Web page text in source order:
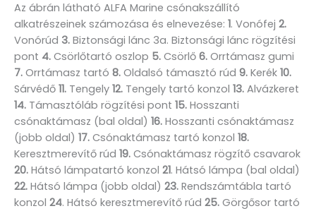
Az ábrán látható ALFA Marine csónakszállító
alkatrészeinek számozása és elnevezése: 1. Vonófej 2.
Vonórúd 3. Biztonsági lánc 3a. Biztonsági lánc rögzítési
pont 4. Csörlőtartó oszlop 5. Csörlő 6. Orrtámasz gumi
7. Orrtámasz tartó 8. Oldalsó támasztó rúd 9. Kerék 10.
Sárvédő 11. Tengely 12. Tengely tartó konzol 13. Alvázkeret
14. Támasztóláb rögzítési pont 15. Hosszanti
csónaktámasz (bal oldal) 16. Hosszanti csónaktámasz
(jobb oldal) 17. Csónaktámasz tartó konzol 18.
Keresztmerevítő rúd 19. Csónaktámasz rögzítő csavarok
20. Hátsó lámpatartó konzol 21. Hátsó lámpa (bal oldal)
22. Hátsó lámpa (jobb oldal) 23. Rendszámtábla tartó
konzol 24. Hátsó keresztmerevítő rúd 25. Görgősor tartó